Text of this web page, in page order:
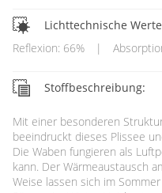
Lichttechnische
Reflexion: 66%
|
Stoffbeschreibung:
Mit einer besonderen
beeindruckt dieses Plissee
Die Waben fungieren als
kann. Der Wärmeaustausch
Weise lassen sich im